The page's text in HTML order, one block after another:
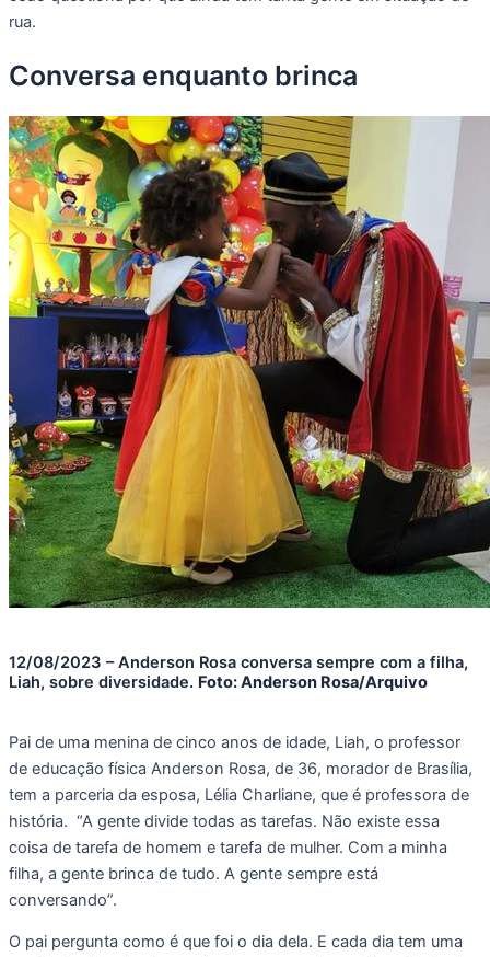
rua.
Conversa enquanto brinca
12/08/2023 – Anderson Rosa conversa sempre com a filha,
Liah, sobre diversidade. Foto: Anderson Rosa/Arquivo
Pai de uma menina de cinco anos de idade, Liah, o professor
de educação física Anderson Rosa, de 36, morador de Brasília,
tem a parceria da esposa, Lélia Charliane, que é professora de
história. “A gente divide todas as tarefas. Não existe essa
coisa de tarefa de homem e tarefa de mulher. Com a minha
filha, a gente brinca de tudo. A gente sempre está
conversando”.
O pai pergunta como é que foi o dia dela. E cada dia tem uma